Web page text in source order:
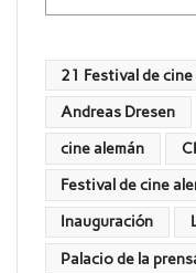
21 Festival de cine
Andreas Dresen
cine alemán
Festival de cine
Inauguración
Palacio de la